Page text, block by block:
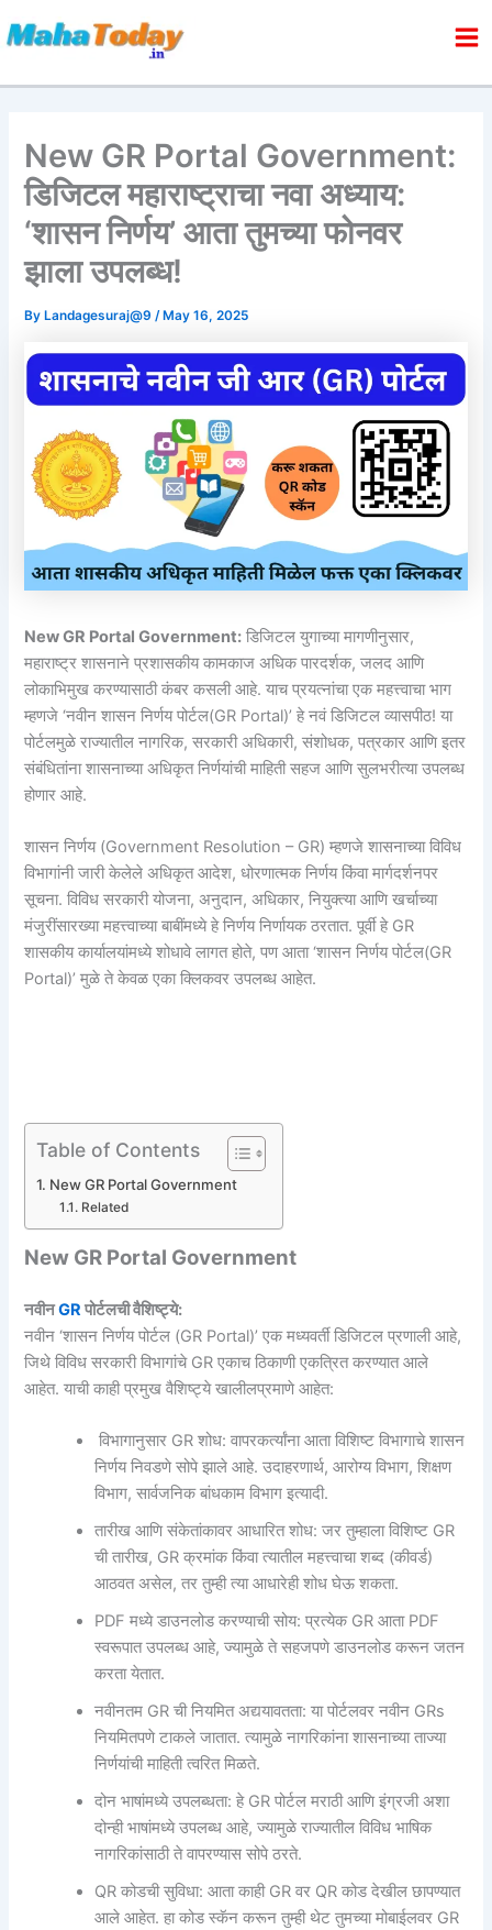
to
New GR Portal Government:
डिजिटल महाराष्ट्राचा नवा अध्याय:
‘शासन निर्णय’ आता तुमच्या फोनवर
झाला उपलब्ध!
ByLandagesuraj@9 /May 16, 2025
New GR Portal Government: डिजिटल युगाच्या मागणीनुसार,
महाराष्ट्र शासनाने प्रशासकीय कामकाज अधिक पारदर्शक, जलद आणि
लोकाभिमुख करण्यासाठी कंबर कसली आहे. याच प्रयत्नांचा एक महत्त्वाचा भाग
म्हणजे ‘नवीन शासन निर्णय पोर्टल(GR Portal)’ हे नवं डिजिटल व्यासपीठ! या
पोर्टलमुळे राज्यातील नागरिक, सरकारी अधिकारी, संशोधक, पत्रकार आणि इतर
संबंधितांना शासनाच्या अधिकृत निर्णयांची माहिती सहज आणि सुलभरीत्या उपलब्ध
होणार आहे.
शासन निर्णय (Government Resolution – GR) म्हणजे शासनाच्या विविध
विभागांनी जारी केलेले अधिकृत आदेश, धोरणात्मक निर्णय किंवा मार्गदर्शनपर
सूचना. विविध सरकारी योजना, अनुदान, अधिकार, नियुक्त्या आणि खर्चाच्या
मंजुरींसारख्या महत्त्वाच्या बाबींमध्ये हे निर्णय निर्णायक ठरतात. पूर्वी हे GR
शासकीय कार्यालयांमध्ये शोधावे लागत होते, पण आता ‘शासन निर्णय पोर्टल(GR
Portal)’ मुळे ते केवळ एका क्लिकवर उपलब्ध आहेत.
Table of Contents
New GR Portal Government
Related
New GR Portal Government
नवीनGR पोर्टलची वैशिष्ट्ये:
नवीन ‘शासन निर्णय पोर्टल (GR Portal)’ एक मध्यवर्ती डिजिटल प्रणाली आहे,
जिथे विविध सरकारी विभागांचे GR एकाच ठिकाणी एकत्रित करण्यात आले
आहेत. याची काही प्रमुख वैशिष्ट्ये खालीलप्रमाणे आहेत:
विभागानुसार GR शोध: वापरकर्त्यांना आता विशिष्ट विभागाचे शासन
निर्णय निवडणे सोपे झाले आहे. उदाहरणार्थ, आरोग्य विभाग, शिक्षण
विभाग, सार्वजनिक बांधकाम विभाग इत्यादी.
तारीख आणि संकेतांकावर आधारित शोध: जर तुम्हाला विशिष्ट GR
ची तारीख, GR क्रमांक किंवा त्यातील महत्त्वाचा शब्द (कीवर्ड)
आठवत असेल, तर तुम्ही त्या आधारेही शोध घेऊ शकता.
PDF मध्ये डाउनलोड करण्याची सोय: प्रत्येक GR आता PDF
स्वरूपात उपलब्ध आहे, ज्यामुळे ते सहजपणे डाउनलोड करून जतन
करता येतात.
नवीनतम GR ची नियमित अद्ययावतता: या पोर्टलवर नवीन GRs
नियमितपणे टाकले जातात. त्यामुळे नागरिकांना शासनाच्या ताज्या
निर्णयांची माहिती त्वरित मिळते.
दोन भाषांमध्ये उपलब्धता: हे GR पोर्टल मराठी आणि इंग्रजी अशा
दोन्ही भाषांमध्ये उपलब्ध आहे, ज्यामुळे राज्यातील विविध भाषिक
नागरिकांसाठी ते वापरण्यास सोपे ठरते.
QR कोडची सुविधा: आता काही GR वर QR कोड देखील छापण्यात
आले आहेत. हा कोड स्कॅन करून तुम्ही थेट तुमच्या मोबाईलवर GR